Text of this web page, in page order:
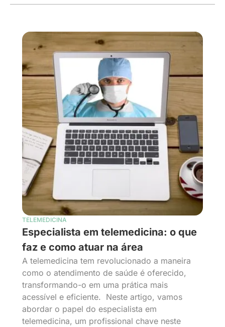
TELEMEDICINA
Especialista em telemedicina: o que
faz e como atuar na área
A telemedicina tem revolucionado a maneira
como o atendimento de saúde é oferecido,
transformando-o em uma prática mais
acessível e eficiente. Neste artigo, vamos
abordar o papel do especialista em
telemedicina, um profissional chave neste